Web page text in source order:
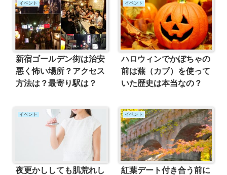
イベント
新宿ゴールデン街は治安
悪く怖い場所？アクセス
方法は？最寄り駅は？
イベント
ハロウィンでかぼちゃの
前は蕪（カブ）を使って
いた歴史は本当なの？
イベント
夜更かししても肌荒れし
イベント
紅葉デート付き合う前に